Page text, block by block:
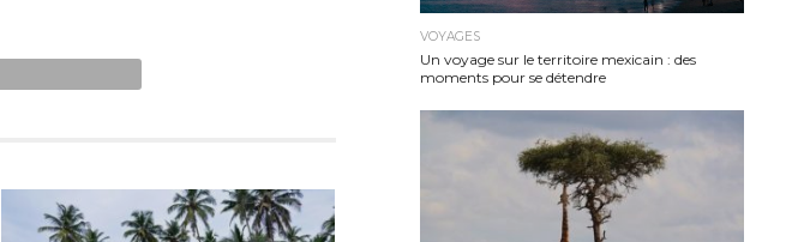
VOYAGES
Un voyage sur le territoire mexicain : des
moments pour se détendre